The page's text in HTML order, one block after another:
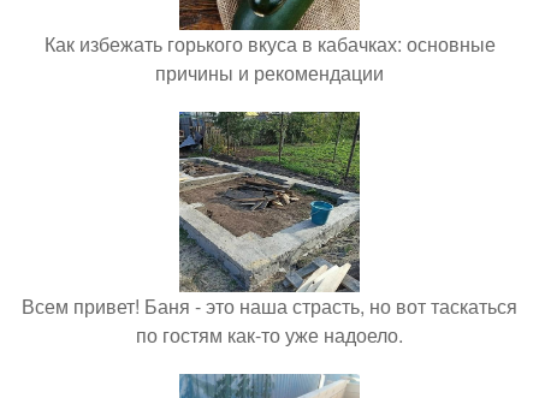
Как избежать горького вкуса в кабачках: основные
причины и рекомендации
Всем привет! Баня - это наша страсть, но вот таскаться
по гостям как-то уже надоело.